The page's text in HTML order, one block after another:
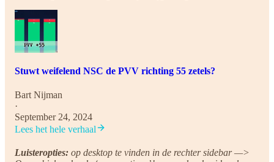
Stuwt weifelend NSC de PVV richting 55 zetels?
Bart Nijman
·
September 24, 2024
Lees het hele verhaal
Luisteropties: op desktop te vinden in de rechter sidebar —>